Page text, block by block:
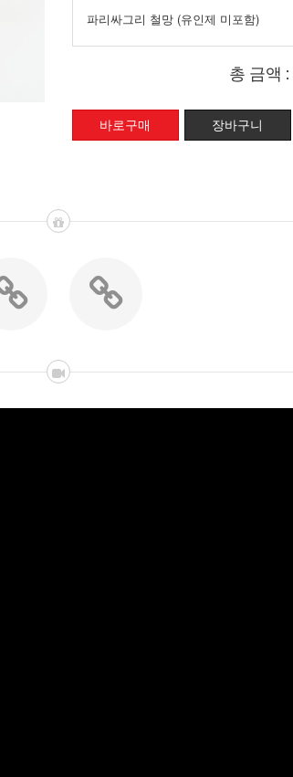
파리싸그리 철망 (유인제 미포함)
총 금액 :